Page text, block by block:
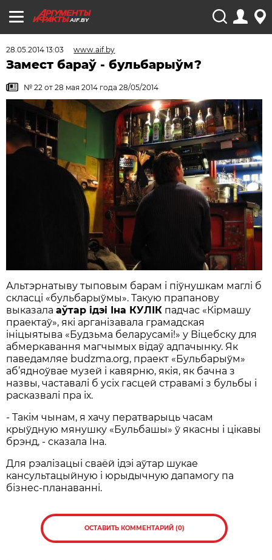
AIF.BY
28.05.2014 13:03 www.aif.by
Замест бараў - бульбарыўм?
№ 22 от 28 мая 2014 года 28/05/2014
Альтэрнатыву тыповым барам і піўнушкам маглі б
скласці «бульбарыўмы». Такую прапанову
выказалааўтар ідэі Іна КУЛІК падчас «Кірмашу
праектаў», які арганізавала грамадская
ініцыятыва «Будзьма беларусамі!» у Віцебску для
абмеркавання магчымых відаў адпачынку. Як
паведамляе budzma.org, праект «Бульбарыўм»
аб’ядноўвае музей і кавярню, якія, як бачна з
назвы, частавалі б усіх гасцей стравамі з бульбы і
расказвалі пра іх.
- Такім чынам, я хачу ператварыць часам
крыўдную мянушку «Бульбашы» ў якасны і цікавы
брэнд, - сказала Іна.
Для рэалізацыі сваёй ідэі аўтар шукае
кансультацыйную і юрыдычную дапамогу па
бізнес-планаванні.
ОСТАВИТЬ КОММЕНТАРИЙ (0)